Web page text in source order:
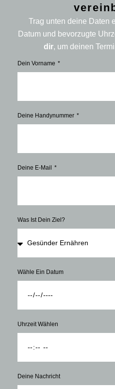
Trag unten deine Daten
Datum und bevorzugte
dir, um deinen
Dein Vorname
Deine Handynummer
Deine E-Mail
Was Ist Dein Ziel?
Wähle Ein Datum
Uhrzeit Wählen
Deine Nachricht